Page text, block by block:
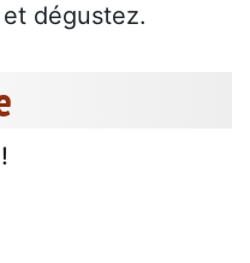
dégustez.